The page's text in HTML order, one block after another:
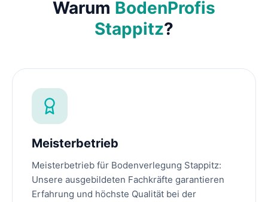
Warum BodenProfis
Stappitz?
Meisterbetrieb
Meisterbetrieb für Bodenverlegung Stappitz:
Unsere ausgebildeten Fachkräfte garantieren
Erfahrung und höchste Qualität bei der